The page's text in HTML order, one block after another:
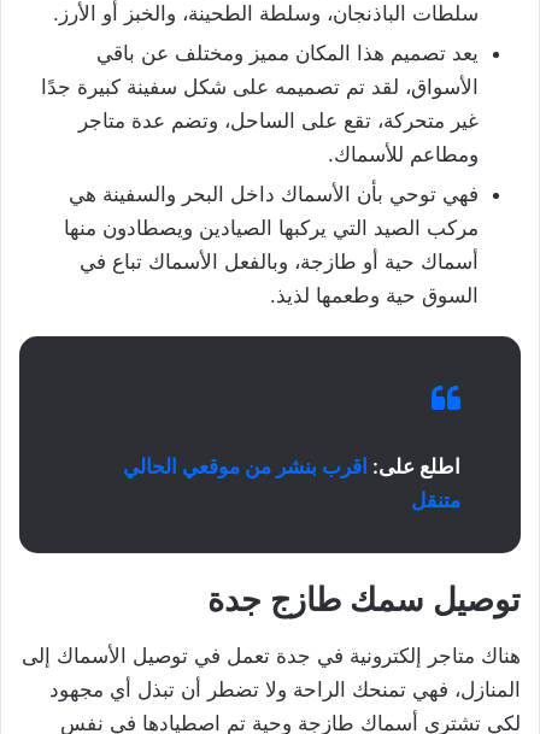
سلطات الباذنجان، وسلطة الطحينة، والخبز أو الأرز.
يعد تصميم هذا المكان مميز ومختلف عن باقي
الأسواق، لقد تم تصميمه على شكل سفينة كبيرة جدًا
غير متحركة، تقع على الساحل، وتضم عدة متاجر
ومطاعم للأسماك.
فهي توحي بأن الأسماك داخل البحر والسفينة هي
مركب الصيد التي يركبها الصيادين ويصطادون منها
أسماك حية أو طازجة، وبالفعل الأسماك تباع في
السوق حية وطعمها لذيذ.
اطلع على: اقرب بنشر من موقعي الحالي
متنقل
توصيل سمك طازج جدة
هناك متاجر إلكترونية في جدة تعمل في توصيل الأسماك إلى
المنازل، فهي تمنحك الراحة ولا تضطر أن تبذل أي مجهود
لكي تشتري أسماك طازجة وحية تم اصطيادها في نفس